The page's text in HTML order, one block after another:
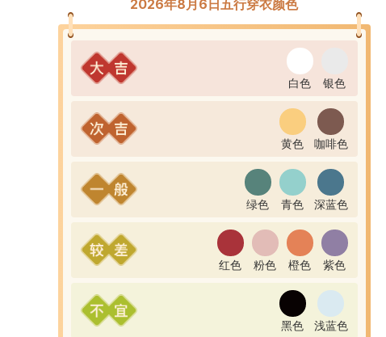
2026年8月6日五行穿衣颜色
白色 银色
黄色 咖啡色
绿色 青色 深蓝色
红色 粉色 橙色 紫色
黑色 浅蓝色